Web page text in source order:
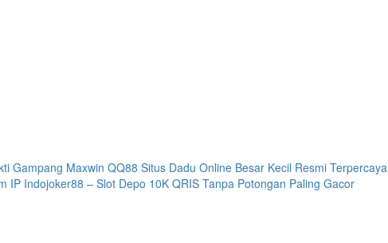
Gampang Maxwin QQ88 Situs Dadu Online Besar Kecil Resmi Terpercaya
IP Indojoker88 – Slot Depo 10K QRIS Tanpa Potongan Paling Gacor